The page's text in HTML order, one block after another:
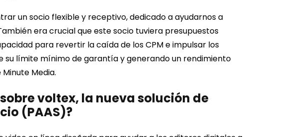
un socio flexible y receptivo, dedicado a ayudarnos a
era crucial que este socio tuviera presupuestos
para revertir la caída de los CPM e impulsar los
su límite mínimo de garantía y generando un rendimiento
Media.
voltex, la nueva solución de
(PAAS)?